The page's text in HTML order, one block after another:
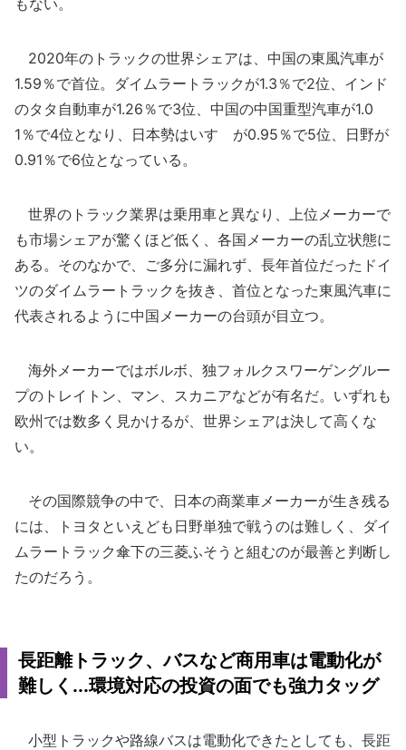
もない。
2020年のトラックの世界シェアは、中国の東風汽車が
1.59％で首位。ダイムラートラックが1.3％で2位、インド
のタタ自動車が1.26％で3位、中国の中国重型汽車が1.0
1％で4位となり、日本勢はいすゞが0.95％で5位、日野が
0.91％で6位となっている。
世界のトラック業界は乗用車と異なり、上位メーカーで
も市場シェアが驚くほど低く、各国メーカーの乱立状態に
ある。そのなかで、ご多分に漏れず、長年首位だったドイ
ツのダイムラートラックを抜き、首位となった東風汽車に
代表されるように中国メーカーの台頭が目立つ。
海外メーカーではボルボ、独フォルクスワーゲングルー
プのトレイトン、マン、スカニアなどが有名だ。いずれも
欧州では数多く見かけるが、世界シェアは決して高くな
い。
その国際競争の中で、日本の商業車メーカーが生き残る
には、トヨタといえども日野単独で戦うのは難しく、ダイ
ムラートラック傘下の三菱ふそうと組むのが最善と判断し
たのだろう。
長距離トラック、バスなど商用車は電動化が
難しく...環境対応の投資の面でも強力タッグ
小型トラックや路線バスは電動化できたとしても、長距